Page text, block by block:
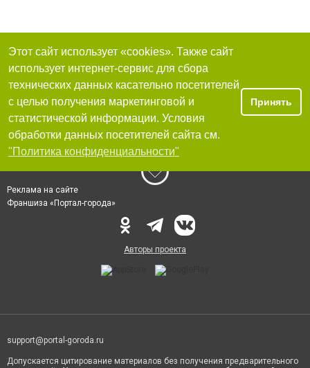
Этот сайт использует «cookies». Также сайт
использует интернет-сервис для сбора
технических данных касательно посетителей
с целью получения маркетинговой и
статистической информации. Условия
обработки данных посетителей сайта см.
"Политика конфиденциальности"
Принять
Реклама на сайте
Франшиза «Портал-города»
Авторы проекта
support@portal-goroda.ru
Допускается цитирование материалов без получения предварительного